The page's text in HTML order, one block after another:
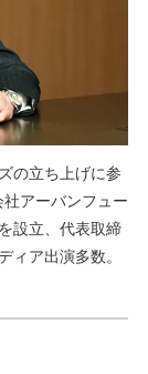
の立ち上げに参
アーバンフュー
設立、代表取締
ア出演多数。